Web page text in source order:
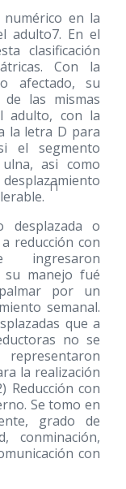
en la
adulto7. En el
clasificación
Con la
afectado, su
las mismas
adulto, con la
la letra D para
el segmento
asi como
11
desplazada o
reducción con
ingresaron
su manejo fué
por un
semanal.
que a
no se
la realización
Reducción con
Se tomo en
grado de
conminación,
con